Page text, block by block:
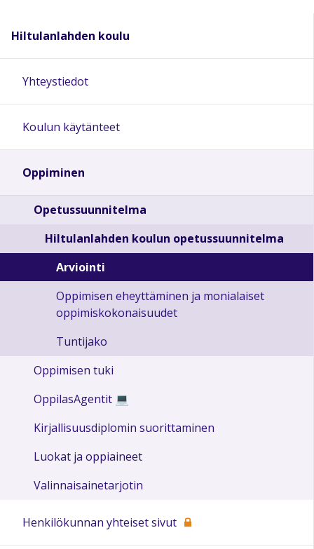
Hiltulanlahden koulu
Yhteystiedot
Koulun käytänteet
Oppiminen
Opetussuunnitelma
Hiltulanlahden koulun opetussuunnitelma
Arviointi
Oppimisen eheyttäminen ja monialaiset
oppimiskokonaisuudet
Tuntijako
Oppimisen tuki
OppilasAgentit 💻
Kirjallisuusdiplomin suorittaminen
Luokat ja oppiaineet
Valinnaisainetarjotin
Henkilökunnan yhteiset sivut